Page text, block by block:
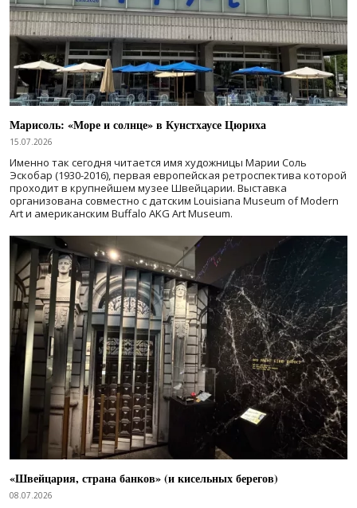
Марисоль: «Море и солнце» в Кунстхаусе Цюриха
15.07.2026
Именно так сегодня читается имя художницы Марии Соль
Эскобар (1930-2016), первая европейская ретроспектива которой
проходит в крупнейшем музее Швейцарии. Выставка
организована совместно с датским Louisiana Museum of Modern
Art и американским Buffalo AKG Art Museum.
«Швейцария, страна банков» (и кисельных берегов)
08.07.2026